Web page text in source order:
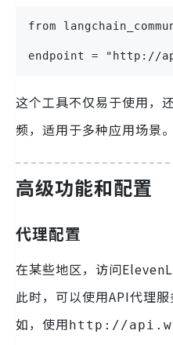
from
endpoint = "http://
这个工具不仅易于使用，
频，适用于多种应用场景。
高级功能和配置
代理配置
在某些地区，访问
此时，可以使用API代理
如，使用http://